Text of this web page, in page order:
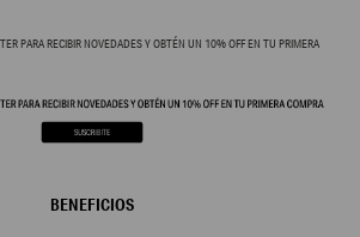
PARA RECIBIR NOVEDADES Y OBTÉN UN 10% OFF EN TU PRIMERA
BENEFICIOS